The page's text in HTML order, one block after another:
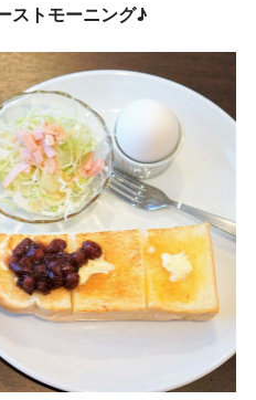
ストモーニング♪